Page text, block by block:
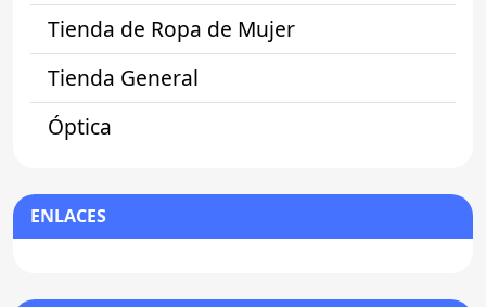
Tienda de Ropa de Mujer
Tienda General
Óptica
ENLACES